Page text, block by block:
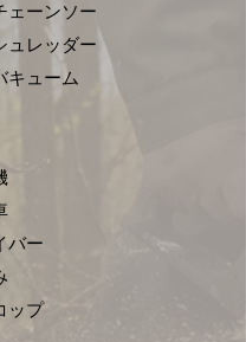
ェーンソー
ュレッダー
キューム
バー
ップ